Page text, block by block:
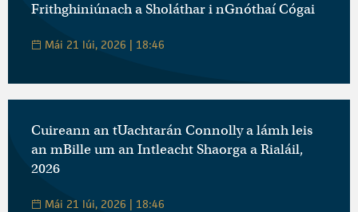
Frithghiniúnach a Sholáthar i nGnóthaí Cógai
Mái 21 Iúi, 2026 | 18:46
Cuireann an tUachtarán Connolly a lámh leis
an mBille um an Intleacht Shaorga a Rialáil,
2026
Mái 21 Iúi, 2026 | 18:46